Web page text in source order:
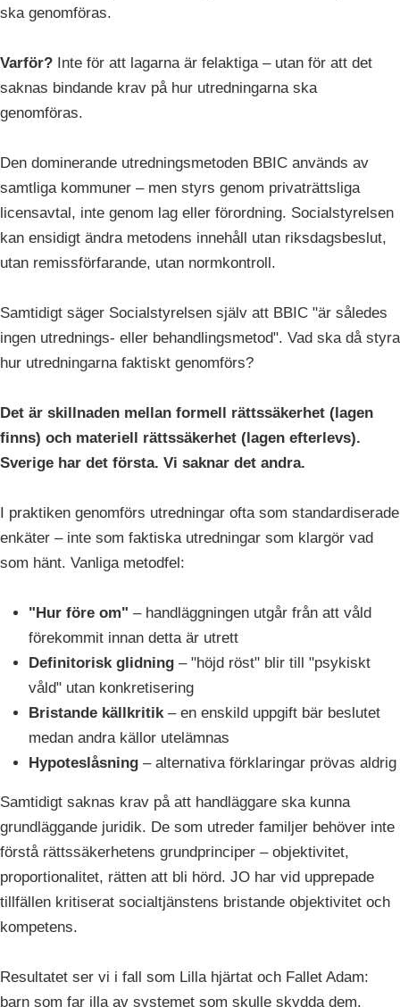
ska genomföras.
Varför? Inte för att lagarna är felaktiga – utan för att det
saknas bindande krav på hur utredningarna ska
genomföras.
Den dominerande utredningsmetoden BBIC används av
samtliga kommuner – men styrs genom privaträttsliga
licensavtal, inte genom lag eller förordning. Socialstyrelsen
kan ensidigt ändra metodens innehåll utan riksdagsbeslut,
utan remissförfarande, utan normkontroll.
Samtidigt säger Socialstyrelsen själv att BBIC "är således
ingen utrednings- eller behandlingsmetod". Vad ska då styra
hur utredningarna faktiskt genomförs?
Det är skillnaden mellan formell rättssäkerhet (lagen
finns) och materiell rättssäkerhet (lagen efterlevs).
Sverige har det första. Vi saknar det andra.
I praktiken genomförs utredningar ofta som standardiserade
enkäter – inte som faktiska utredningar som klargör vad
som hänt. Vanliga metodfel:
"Hur före om" – handläggningen utgår från att våld
förekommit innan detta är utrett
Definitorisk glidning – "höjd röst" blir till "psykiskt
våld" utan konkretisering
Bristande källkritik – en enskild uppgift bär beslutet
medan andra källor utelämnas
Hypoteslåsning – alternativa förklaringar prövas aldrig
Samtidigt saknas krav på att handläggare ska kunna
grundläggande juridik. De som utreder familjer behöver inte
förstå rättssäkerhetens grundprinciper – objektivitet,
proportionalitet, rätten att bli hörd. JO har vid upprepade
tillfällen kritiserat socialtjänstens bristande objektivitet och
kompetens.
Resultatet ser vi i fall som Lilla hjärtat och Fallet Adam:
barn som far illa av systemet som skulle skydda dem.